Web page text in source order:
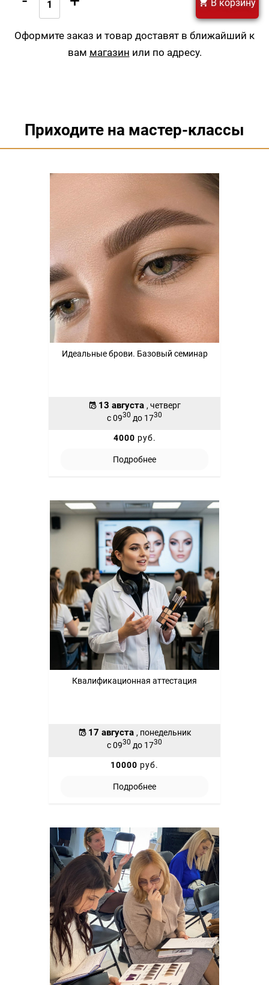
В корзину
Оформите заказ и товар доставят в ближайший к
вам магазин или по адресу.
Приходите на мастер-классы
Идеальные брови. Базовый семинар
13 августа , четверг
с 0930 до 1730
4000 руб.
Подробнее
Квалификационная аттестация
17 августа , понедельник
с 0930 до 1730
10000 руб.
Подробнее